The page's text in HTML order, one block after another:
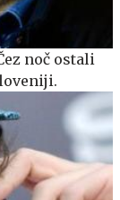
noč ostali